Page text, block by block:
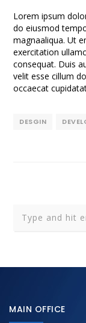
Lorem ipsum
do eiusmod
magnaaliqua. Ut
exercitation
consequat. Duis
velit esse cillum
occaecat
DESGIN
MAIN OFFICE